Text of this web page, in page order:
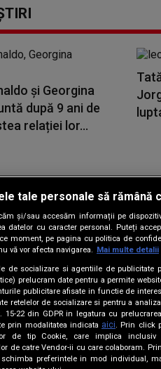
și Georgina
după 9 ani de
relației lor...
Gestionați
tale personale să rămână
și/sau accesăm informații pe
datelor cu caracter personal. Puteți
moment, pe pagina cu politica de
vă vor afecta navigarea. Mai multe detalii
de socializare si agentiile de publicitate
prelucram date pentru a permite
publicitare afisate in functie de
retelelor de socializare si pentru a
15-22 din GDPR in legatura cu
prin modalitatea indicata aici. Prin click
de tip Cookie, care implica
de catre Vendor-ii cu care colaboram. Prin
schimba preferintele in mod individual,